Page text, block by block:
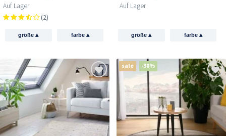
Auf Lager
(2)
größe▴ farbe ▴
Auf Lager
größe▴ farbe ▴
sale -38%